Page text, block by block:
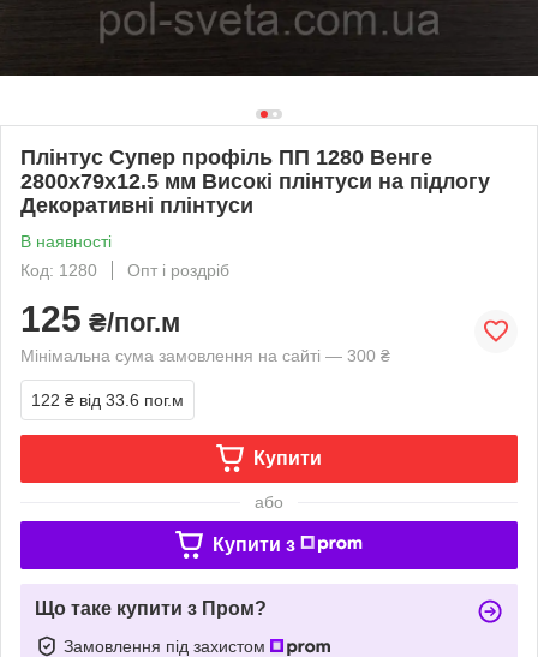
Плінтус Супер профіль ПП 1280 Венге
2800х79х12.5 мм Високі плінтуси на підлогу
Декоративні плінтуси
В наявності
Код: 1280
Опт і роздріб
125 ₴/пог.м
Мінімальна сума замовлення на сайті — 300 ₴
122 ₴ від 33.6 пог.м
Купити
або
Купити з
Що таке купити з Пром?
Замовлення під захистом